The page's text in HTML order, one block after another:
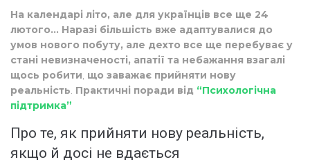
На календарі літо, але для українців все ще 24
лютого… Наразі більшість вже адаптувалися до
умов нового побуту, але дехто все ще перебуває у
стані невизначеності, апатії та небажання взагалі
щось робити що заважає прийняти нову
реальність Практичні поради від “Психологічна
підтримка”
Про те, як прийняти нову реальність,
якщо й досі не вдається